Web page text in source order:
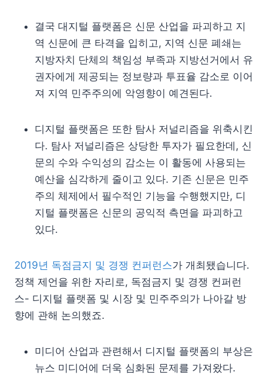
결국 대지털 플랫폼은 신문 산업을 파괴하고 지
역 신문에 큰 타격을 입히고, 지역 신문 폐쇄는
지방자치 단체의 책임성 부족과 지방선거에서 유
권자에게 제공되는 정보량과 투표율 감소로 이어
져 지역 민주주의에 악영향이 예견된다.
디지털 플랫폼은 또한 탐사 저널리즘을 위축시킨
다. 탐사 저널리즘은 상당한 투자가 필요한데, 신
문의 수와 수익성의 감소는 이 활동에 사용되는
예산을 심각하게 줄이고 있다. 기존 신문은 민주
주의 체제에서 필수적인 기능을 수행했지만, 디
지털 플랫폼은 신문의 공익적 측면을 파괴하고
있다.
2019년 독점금지 및 경쟁 컨퍼런스가 개최됐습니다.
정책 제언을 위한 자리로, 독점금지 및 경쟁 컨퍼런
스- 디지털 플랫폼 및 시장 및 민주주의가 나아갈 방
향에 관해 논의했죠.
미디어 산업과 관련해서 디지털 플랫폼의 부상은
뉴스 미디어에 더욱 심화된 문제를 가져왔다.